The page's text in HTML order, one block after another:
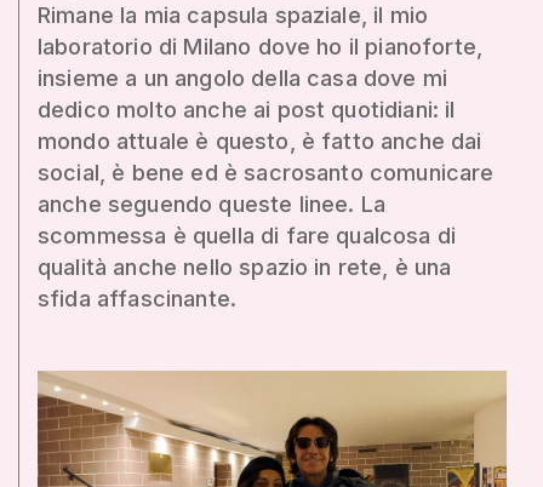
Rimane la mia capsula spaziale, il mio
laboratorio di Milano dove ho il pianoforte,
insieme a un angolo della casa dove mi
dedico molto anche ai post quotidiani: il
mondo attuale è questo, è fatto anche dai
social, è bene ed è sacrosanto comunicare
anche seguendo queste linee. La
scommessa è quella di fare qualcosa di
qualità anche nello spazio in rete, è una
sfida affascinante.